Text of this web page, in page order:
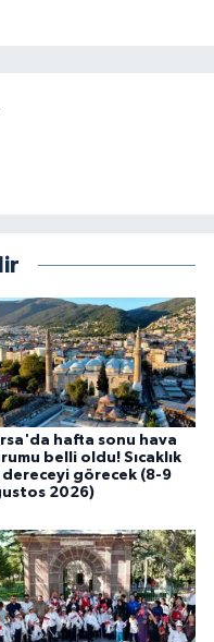
hafta sonu hava
belli oldu! Sıcaklık
dereceyi görecek (8-9
2026)